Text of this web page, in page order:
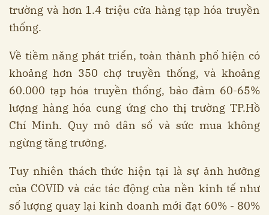
trường và hơn 1.4 triệu cửa hàng tạp hóa truyền
thống.
Về tiềm năng phát triển, toàn thành phố hiện có
khoảng hơn 350 chợ truyền thống, và khoảng
60.000 tạp hóa truyền thống, bảo đảm 60-65%
lượng hàng hóa cung ứng cho thị trường TP.Hồ
Chí Minh. Quy mô dân số và sức mua không
ngừng tăng trưởng.
Tuy nhiên thách thức hiện tại là sự ảnh hưởng
của COVID và các tác động của nền kinh tế như
số lượng quay lại kinh doanh mới đạt 60% - 80%